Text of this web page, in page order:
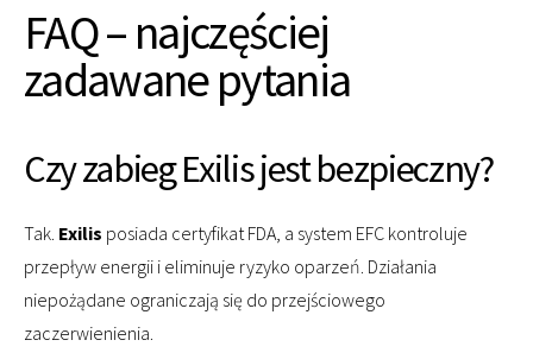
FAQ – najczęściej
zadawane pytania
Czy zabieg Exilis jest bezpieczny?
Tak. Exilis posiada certyfikat FDA, a system EFC kontroluje
przepływ energii i eliminuje ryzyko oparzeń. Działania
niepożądane ograniczają się do przejściowego
zaczerwienienia.